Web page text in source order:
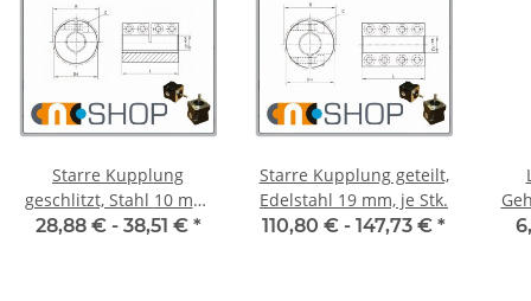
Starre Kupplung
geschlitzt, Stahl 10 mm,
je Stk.
28,88 € - 38,51 € *
Starre Kupplung geteilt,
Edelstahl 19 mm, je Stk.
110,80 € - 147,73 € *